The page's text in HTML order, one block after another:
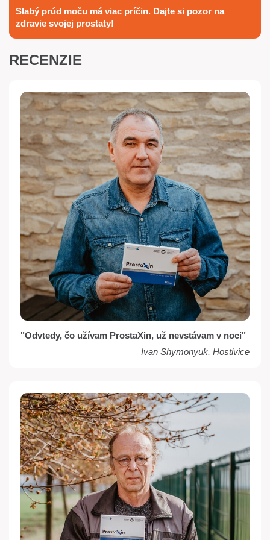
Slabý prúd moču má viac príčin. Dajte si pozor na
zdravie svojej prostaty!
RECENZIE
"Odvtedy, čo užívam ProstaXin, už nevstávam v noci"
Ivan Shymonyuk, Hostivice